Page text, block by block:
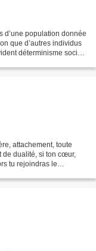
d’une population donnée
que d’autres individus
déterminisme social.
attachement, toute
de dualité, si ton cœur,
tu rejoindras le